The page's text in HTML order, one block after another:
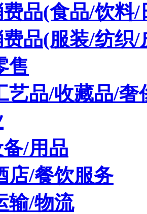
品(食品/饮料/
品(服装/纺织/
售
艺品/收藏品/奢
/用品
店/餐饮服务
输/物流